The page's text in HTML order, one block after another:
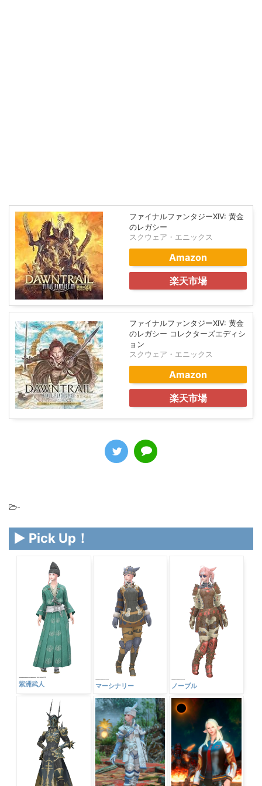
ファイナルファンタジーXIV: 黄金
のレガシー
スクウェア・エニックス
Amazon
楽天市場
ファイナルファンタジーXIV: 黄金
のレガシー コレクターズエディシ
ョン
スクウェア・エニックス
Amazon
楽天市場
-
▶ Pick Up！
紫洲武人 マーシナリー ノーブル